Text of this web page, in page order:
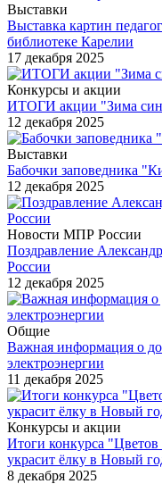
Выставки
Выставка картин
библиотеке Карелии
17 декабря 2025
Конкурсы и акции
ИТОГИ акции "Зима
12 декабря 2025
Выставки
Бабочки заповедника
12 декабря 2025
Новости МПР России
Поздравление
России
12 декабря 2025
Общие
Важная информация о
электроэнергии
11 декабря 2025
Конкурсы и акции
Итоги конкурса
украсит ёлку в Новый
8 декабря 2025